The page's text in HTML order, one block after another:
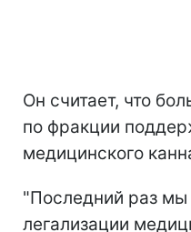
Он считает, что
по фракции
медицинского
"Последний раз
легализации